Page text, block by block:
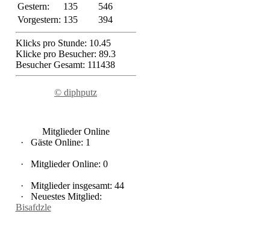
Gestern:
135
546
Vorgestern: 135 394
Klicks pro Stunde: 10.45
Klicke pro Besucher: 89.3
Besucher Gesamt: 111438
© diphputz
Mitglieder Online
·
Gäste Online: 1
· Mitglieder Online: 0
·
Mitglieder insgesamt: 44
·
Neuestes Mitglied:
Bisafdzle